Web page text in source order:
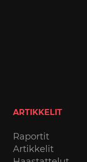
ARTIKKELIT
Raportit
Artikkelit